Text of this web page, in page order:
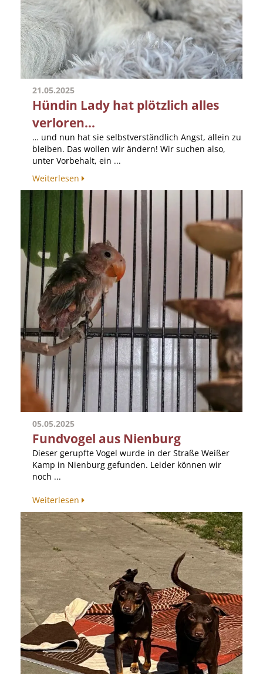
21.05.2025
Hündin Lady hat plötzlich alles
verloren...
… und nun hat sie selbstverständlich Angst, allein zu
bleiben. Das wollen wir ändern! Wir suchen also,
unter Vorbehalt, ein ...
Weiterlesen
05.05.2025
Fundvogel aus Nienburg
Dieser gerupfte Vogel wurde in der Straße Weißer
Kamp in Nienburg gefunden. Leider können wir
noch ...
Weiterlesen